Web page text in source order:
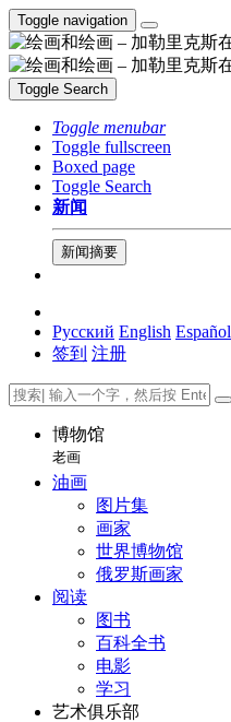
Toggle navigation
Toggle Search
Toggle menubar
Toggle fullscreen
Boxed page
Toggle Search
新闻
新闻摘要
Русский English Español
签到 注册
博物馆
老画
油画
图片集
画家
世界博物馆
俄罗斯画家
阅读
图书
百科全书
电影
学习
艺术俱乐部